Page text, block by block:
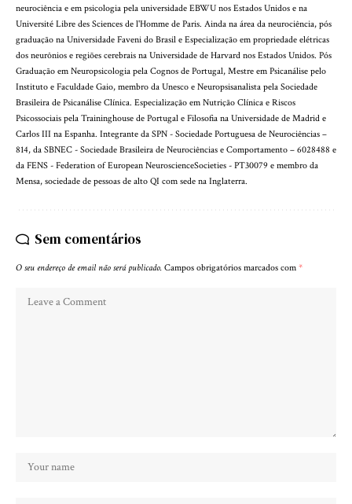
neurociência e em psicologia pela universidade EBWU nos Estados Unidos e na
Université Libre des Sciences de l'Homme de Paris. Ainda na área da neurociência, pós
graduação na Universidade Faveni do Brasil e Especialização em propriedade elétricas
dos neurônios e regiões cerebrais na Universidade de Harvard nos Estados Unidos. Pós
Graduação em Neuropsicologia pela Cognos de Portugal, Mestre em Psicanálise pelo
Instituto e Faculdade Gaio, membro da Unesco e Neuropsisanalista pela Sociedade
Brasileira de Psicanálise Clínica. Especialização em Nutrição Clínica e Riscos
Psicossociais pela Traininghouse de Portugal e Filosofia na Universidade de Madrid e
Carlos III na Espanha. Integrante da SPN - Sociedade Portuguesa de Neurociências –
814, da SBNEC - Sociedade Brasileira de Neurociências e Comportamento – 6028488 e
da FENS - Federation of European NeuroscienceSocieties - PT30079 e membro da
Mensa, sociedade de pessoas de alto QI com sede na Inglaterra.
Sem comentários
O seu endereço de email não será publicado. Campos obrigatórios marcados com *